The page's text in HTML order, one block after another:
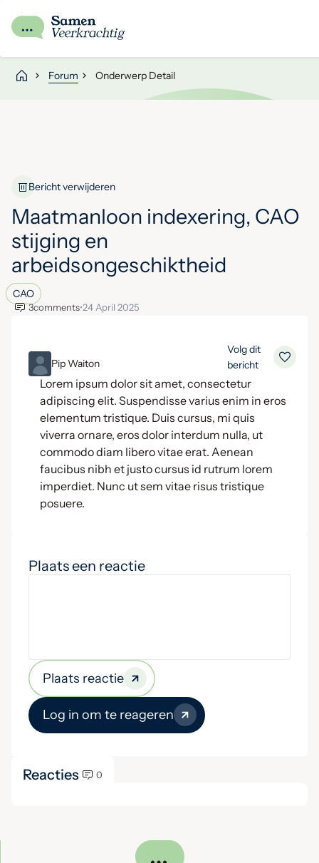
Forum Onderwerp Detail
Bericht verwijderen
Maatmanloon indexering, CAO
stijging en
arbeidsongeschiktheid
CAO
3comments•24 April 2025
ML Pip Waiton
Volg dit
bericht
Lorem ipsum dolor sit amet, consectetur
adipiscing elit. Suspendisse varius enim in eros
elementum tristique. Duis cursus, mi quis
viverra ornare, eros dolor interdum nulla, ut
commodo diam libero vitae erat. Aenean
faucibus nibh et justo cursus id rutrum lorem
imperdiet. Nunc ut sem vitae risus tristique
posuere.
Plaats een reactie
Plaats reactie
Log in om te reageren
Reacties 0